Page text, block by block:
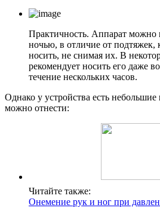
Практичность. Аппарат можно
ночью, в отличие от подтяжек,
носить, не снимая их. В
рекомендует носить его даже
течение нескольких часов.
Однако у устройства есть
можно отнести:
Читайте также:
Онемение рук и ног при